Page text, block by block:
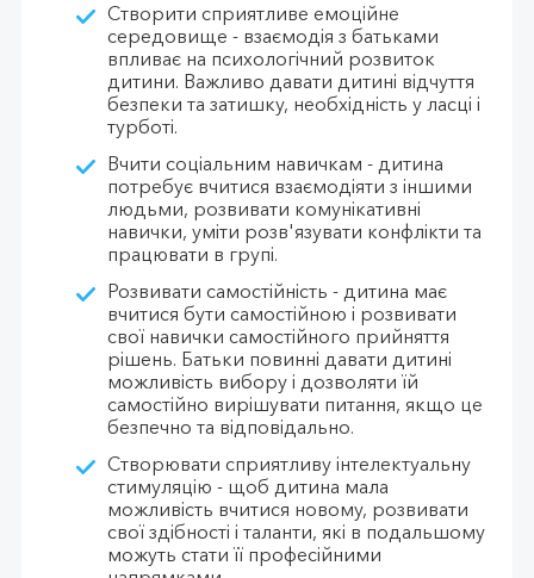
Створити сприятливе емоційне
середовище - взаємодія з батьками
впливає на психологічний розвиток
дитини. Важливо давати дитині відчуття
безпеки та затишку, необхідність у ласці і
турботі.
Вчити соціальним навичкам - дитина
потребує вчитися взаємодіяти з іншими
людьми, розвивати комунікативні
навички, уміти розв'язувати конфлікти та
працювати в групі.
Розвивати самостійність - дитина має
вчитися бути самостійною і розвивати
свої навички самостійного прийняття
рішень. Батьки повинні давати дитині
можливість вибору і дозволяти їй
самостійно вирішувати питання, якщо це
безпечно та відповідально.
Створювати сприятливу інтелектуальну
стимуляцію - щоб дитина мала
можливість вчитися новому, розвивати
свої здібності і таланти, які в подальшому
можуть стати її професійними